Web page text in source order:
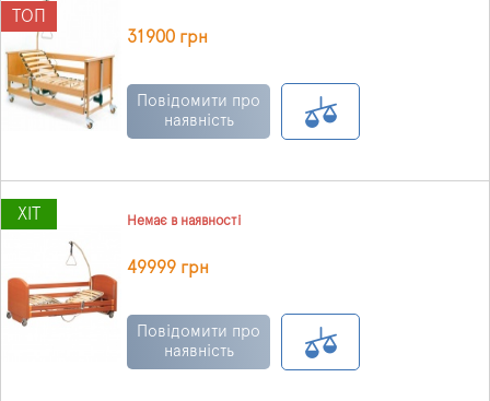
ТОП
31900 грн
Повідомити про
наявність
ХІТ Немає в наявності
49999 грн
Повідомити про
наявність